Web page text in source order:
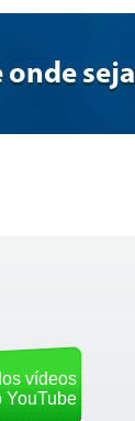
onde seja
vídeos
YouTube